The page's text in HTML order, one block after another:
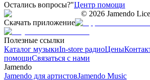
Остались вопросы?"Центр помощи
© 2026 Jamendo
Скачать приложение
Полезные ссылки
Каталог музыкиIn-store радиоЦены
помощиСвязаться с нами
Jamendo
Jamendo для артистовJamendo Music